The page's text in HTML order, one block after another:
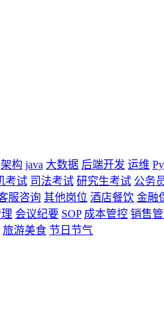
架构 java 大数据 后端开发 运维
考试 司法考试 研究生考试 公务
服咨询 其他岗位 酒店餐饮 金融
会议纪要 SOP 成本管控 销售
旅游美食 节日节气